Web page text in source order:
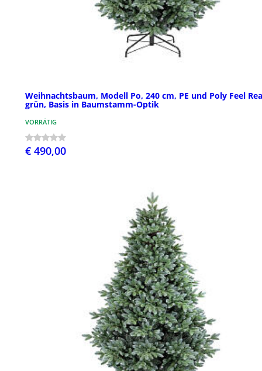
Weihnachtsbaum, Modell Po, 240 cm, PE und Poly Feel
grün, Basis in Baumstamm-Optik
VORRÄTIG
€ 490,00